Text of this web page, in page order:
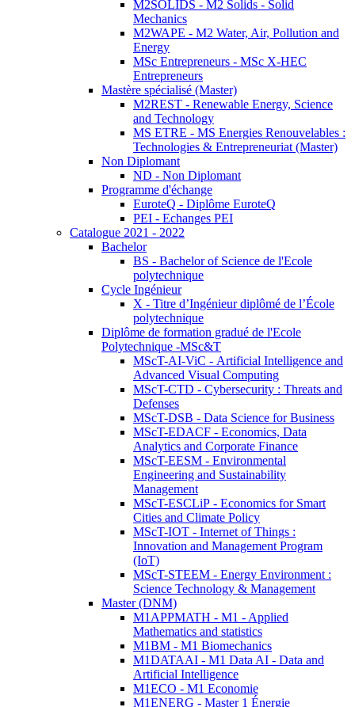
M2SOLIDS - M2 Solids - Solid
Mechanics
M2WAPE - M2 Water, Air, Pollution and
Energy
MSc Entrepreneurs - MSc X-HEC
Entrepreneurs
Mastère spécialisé (Master)
M2REST - Renewable Energy, Science
and Technology
MS ETRE - MS Energies Renouvelables :
Technologies & Entrepreneuriat (Master)
Non Diplomant
ND - Non Diplomant
Programme d'échange
EuroteQ - Diplôme EuroteQ
PEI - Echanges PEI
Catalogue 2021 - 2022
Bachelor
BS - Bachelor of Science de l'Ecole
polytechnique
Cycle Ingénieur
X - Titre d’Ingénieur diplômé de l’École
polytechnique
Diplôme de formation gradué de l'Ecole
Polytechnique -MSc&T
MScT-AI-ViC - Artificial Intelligence and
Advanced Visual Computing
MScT-CTD - Cybersecurity : Threats and
Defenses
MScT-DSB - Data Science for Business
MScT-EDACF - Economics, Data
Analytics and Corporate Finance
MScT-EESM - Environmental
Engineering and Sustainability
Management
MScT-ESCLiP - Economics for Smart
Cities and Climate Policy
MScT-IOT - Internet of Things :
Innovation and Management Program
(IoT)
MScT-STEEM - Energy Environment :
Science Technology & Management
Master (DNM)
M1APPMATH - M1 - Applied
Mathematics and statistics
M1BM - M1 Biomechanics
M1DATAAI - M1 Data AI - Data and
Artificial Intelligence
M1ECO - M1 Economie
M1ENERG - Master 1 Énergie